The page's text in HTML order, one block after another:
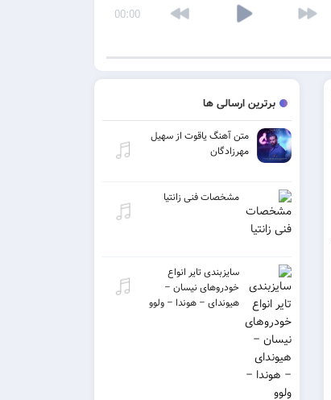
00:00
برترین ارسالی ها
متن آهنگ یاقوت از سهیل
مهرزادگان
مشخصات فنی زانتیا
سایزبندی تایر انواع
خودروهای نیسان –
هیوندای – هوندا – ولوو